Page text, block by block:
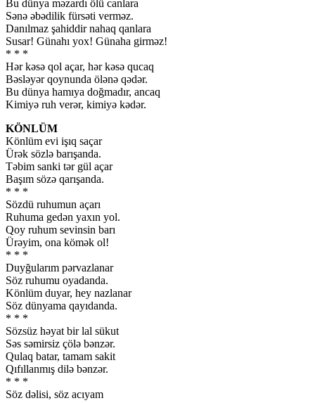
Bu dünya məzardı ölü canlara
Sənə əbədilik fürsəti verməz.
Danılmaz şahiddir nahaq qanlara
Susar! Günahı yox! Günaha girməz!
* * *
Hər kəsə qol açar, hər kəsə qucaq
Bəsləyər qoynunda ölənə qədər.
Bu dünya hamıya doğmadır, ancaq
Kimiyə ruh verər, kimiyə kədər.
KÖNLÜM
Könlüm evi işıq saçar
Ürək sözlə barışanda.
Təbim sanki tər gül açar
Başım sözə qarışanda.
* * *
Sözdü ruhumun açarı
Ruhuma gedən yaxın yol.
Qoy ruhum sevinsin barı
Ürəyim, ona kömək ol!
* * *
Duyğularım pərvazlanar
Söz ruhumu oyadanda.
Könlüm duyar, hey nazlanar
Söz dünyama qayıdanda.
* * *
Sözsüz həyat bir lal sükut
Səs səmirsiz çölə bənzər.
Qulaq batar, tamam sakit
Qıfıllanmış dilə bənzər.
* * *
Söz dəlisi, söz acıyam